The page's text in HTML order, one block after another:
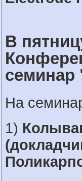
В
семинар
На
1)